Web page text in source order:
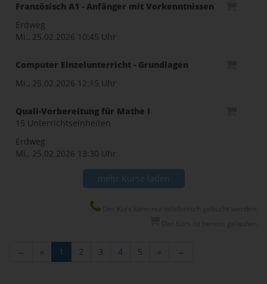
Französisch A1 - Anfänger mit Vorkenntnissen
Erdweg
Mi., 25.02.2026 10:45 Uhr
Computer Einzelunterricht - Grundlagen
Mi., 25.02.2026 12:15 Uhr
Quali-Vorbereitung für Mathe I
15 Unterrichtseinheiten
Erdweg
Mi., 25.02.2026 13:30 Uhr
mehr Kurse laden
← « 1 2 3 4 5 » →